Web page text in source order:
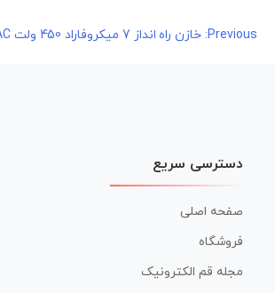
راهبری
Previous: خازن راه انداز 7 میکروفاراد 450 ولت MKTAC فیش خور
دسترسی سریع
صفحه اصلی
فروشگاه
مجله قم الکترونیک